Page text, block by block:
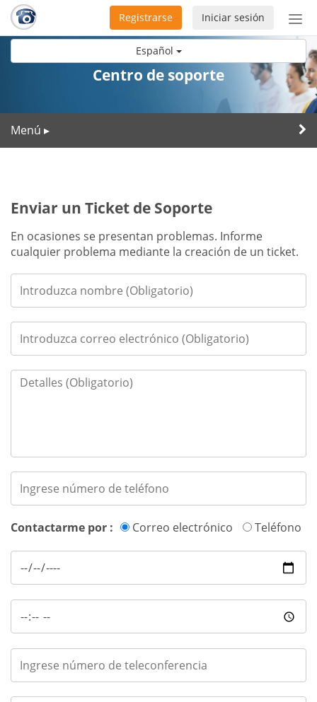
Español
de
Iniciar sesión
Registrarse
Centro de soporte
Menú ▸
Enviar un Ticket de Soporte
En ocasiones se presentan problemas. Informe
cualquier problema mediante la creación de un ticket.
Contactarme por : Correo electrónico Teléfono